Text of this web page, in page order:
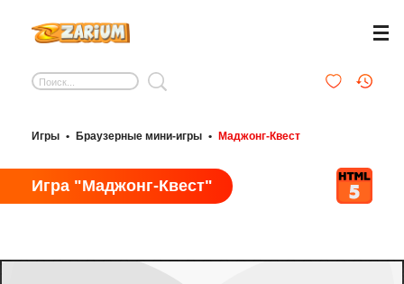
Игры • Браузерные мини-игры • Маджонг-Квест
Игра "Маджонг-Квест"